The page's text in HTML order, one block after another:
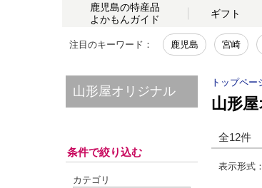
鹿児島の特産品
よかもんガイド
ギフト
注目のキーワード： 鹿児島 宮崎
山形屋オリジナル
条件で絞り込む
カテゴリ
トップペー
山形
全12件